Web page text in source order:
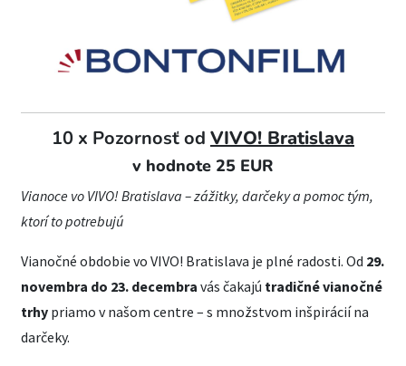
10 x Pozornosť od VIVO! Bratislava
v hodnote 25 EUR
Vianoce vo VIVO! Bratislava – zážitky, darčeky a pomoc tým,
ktorí to potrebujú
Vianočné obdobie vo VIVO! Bratislava je plné radosti. Od 29.
novembra do 23. decembra vás čakajú tradičné vianočné
trhy priamo v našom centre – s množstvom inšpirácií na
darčeky.